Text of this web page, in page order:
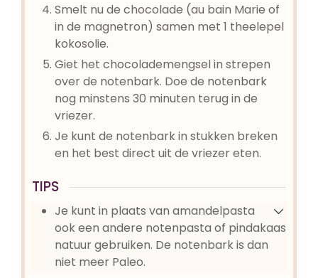
Smelt nu de chocolade (au bain Marie of
in de magnetron) samen met 1 theelepel
kokosolie.
Giet het chocolademengsel in strepen
over de notenbark. Doe de notenbark
nog minstens 30 minuten terug in de
vriezer.
Je kunt de notenbark in stukken breken
en het best direct uit de vriezer eten.
TIPS
Je kunt in plaats van amandelpasta
ook een andere notenpasta of pindakaas
natuur gebruiken. De notenbark is dan
niet meer Paleo.